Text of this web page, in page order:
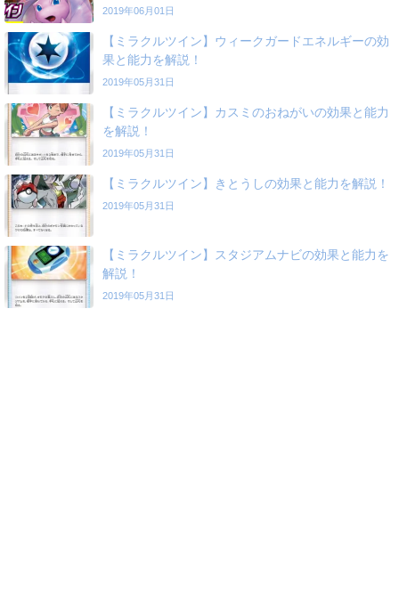
2019年06月01日
【ミラクルツイン】ウィークガードエネルギーの効
果と能力を解説！
2019年05月31日
【ミラクルツイン】カスミのおねがいの効果と能力
を解説！
2019年05月31日
【ミラクルツイン】きとうしの効果と能力を解説！
2019年05月31日
【ミラクルツイン】スタジアムナビの効果と能力を
解説！
2019年05月31日